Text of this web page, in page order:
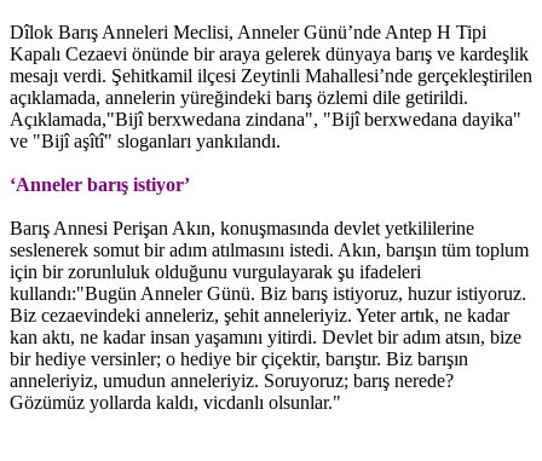
Dîlok Barış Anneleri Meclisi, Anneler Günü’nde Antep H Tipi
Kapalı Cezaevi önünde bir araya gelerek dünyaya barış ve kardeşlik
mesajı verdi. Şehitkamil ilçesi Zeytinli Mahallesi’nde gerçekleştirilen
açıklamada, annelerin yüreğindeki barış özlemi dile getirildi.
Açıklamada,"Bijî berxwedana zindana", "Bijî berxwedana dayika"
ve "Bijî aşîtî" sloganları yankılandı.
‘Anneler barış istiyor’
Barış Annesi Perişan Akın, konuşmasında devlet yetkililerine
seslenerek somut bir adım atılmasını istedi. Akın, barışın tüm toplum
için bir zorunluluk olduğunu vurgulayarak şu ifadeleri
kullandı:"Bugün Anneler Günü. Biz barış istiyoruz, huzur istiyoruz.
Biz cezaevindeki anneleriz, şehit anneleriyiz. Yeter artık, ne kadar
kan aktı, ne kadar insan yaşamını yitirdi. Devlet bir adım atsın, bize
bir hediye versinler; o hediye bir çiçektir, barıştır. Biz barışın
anneleriyiz, umudun anneleriyiz. Soruyoruz; barış nerede?
Gözümüz yollarda kaldı, vicdanlı olsunlar."